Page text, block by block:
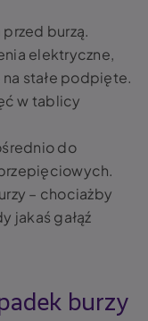
burzą.
elektryczne,
stałe podpięte.
w tablicy
do
– chociażby
jakaś gałąź
burzy